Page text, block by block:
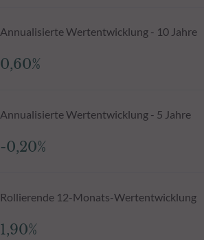
Annualisierte Wertentwicklung - 10 Jahre
0,60%
Annualisierte Wertentwicklung - 5 Jahre
-0,20%
Rollierende 12-Monats-Wertentwicklung
1,90%